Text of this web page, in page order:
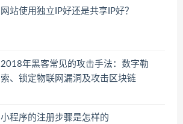
网站使用独立IP好还是共享IP好？
2018年黑客常见的攻击手法：数字勒
索、锁定物联网漏洞及攻击区块链
小程序的注册步骤是怎样的